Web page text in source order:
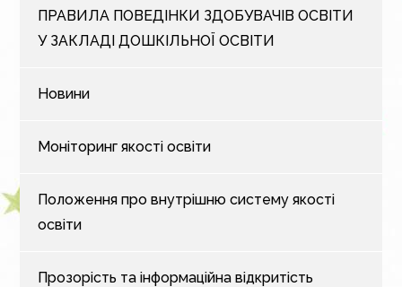
ПРАВИЛА ПОВЕДІНКИ ЗДОБУВАЧІВ ОСВІТИ
У ЗАКЛАДІ ДОШКІЛЬНОЇ ОСВІТИ
Новини
Моніторинг якості освіти
Положення про внутрішню систему якості
освіти
Прозорість та інформаційна відкритість